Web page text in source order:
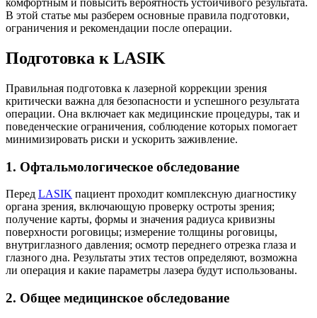
комфортным и повысить вероятность устойчивого результата.
В этой статье мы разберем основные правила подготовки,
ограничения и рекомендации после операции.
Подготовка к LASIK
Правильная подготовка к лазерной коррекции зрения
критически важна для безопасности и успешного результата
операции. Она включает как медицинские процедуры, так и
поведенческие ограничения, соблюдение которых помогает
минимизировать риски и ускорить заживление.
1. Офтальмологическое обследование
Перед LASIK пациент проходит комплексную диагностику
органа зрения, включающую проверку остроты зрения;
получение карты, формы и значения радиуса кривизны
поверхности роговицы; измерение толщины роговицы,
внутриглазного давления; осмотр переднего отрезка глаза и
глазного дна. Результаты этих тестов определяют, возможна
ли операция и какие параметры лазера будут использованы.
2. Общее медицинское обследование